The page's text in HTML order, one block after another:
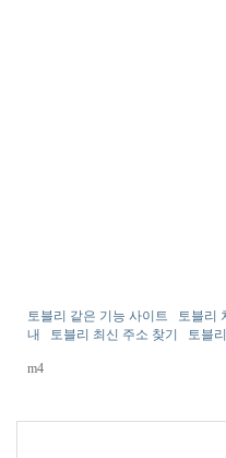
토블리 같은 기능 사이트 토블
내 토블리 최신 주소 찾기 토블
m4